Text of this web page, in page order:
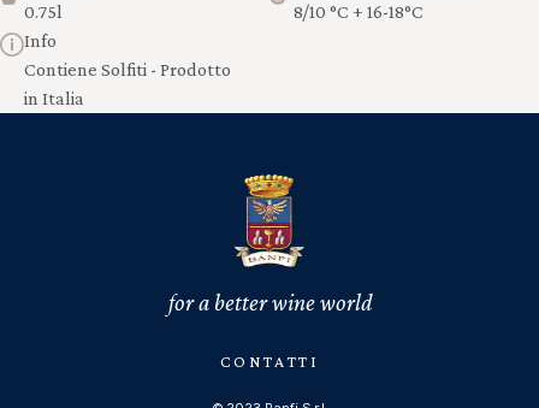
0.75l
8/10 °C + 16-18°C
Info
Contiene Solfiti - Prodotto
in Italia
for a better wine world
CONTATTI